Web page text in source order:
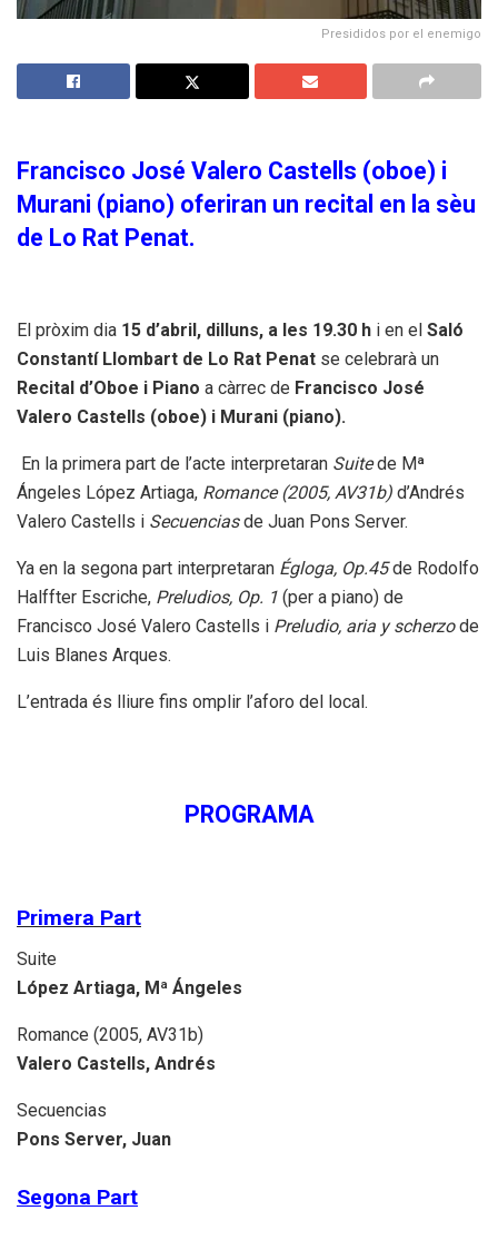
Presididos por el enemigo
Francisco José Valero Castells (oboe) i
Murani (piano) oferiran un recital en la sèu
de Lo Rat Penat.
El pròxim dia 15 d’abril, dilluns, a les 19.30 h i en el Saló
Constantí Llombart de Lo Rat Penat se celebrarà un
Recital d’Oboe i Piano a càrrec de Francisco José
Valero Castells (oboe) i Murani (piano).
En la primera part de l’acte interpretaran Suitede Mª
Ángeles López Artiaga, Romance (2005, AV31b) d’Andrés
Valero Castells i Secuenciasde Juan Pons Server.
Ya en la segona part interpretaran Égloga, Op.45de Rodolfo
Halffter Escriche, Preludios, Op. 1 (per a piano) de
Francisco José Valero Castells i Preludio, aria y scherzode
Luis Blanes Arques.
L’entrada és lliure fins omplir l’aforo del local.
PROGRAMA
Primera Part
Suite
López Artiaga, Mª Ángeles
Romance (2005, AV31b)
Valero Castells, Andrés
Secuencias
Pons Server, Juan
Segona Part